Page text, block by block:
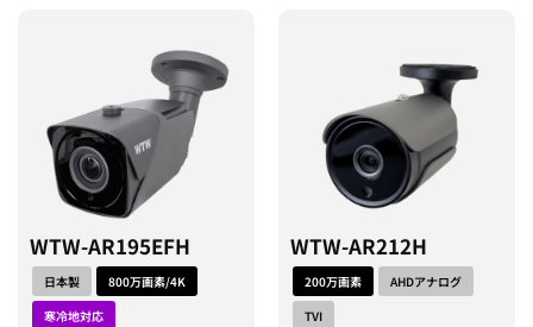
WTW-AR195EFH
日本製
800万画素/4K
寒冷地対応
WTW-AR212H
200万画素
AHDアナログ
TVI